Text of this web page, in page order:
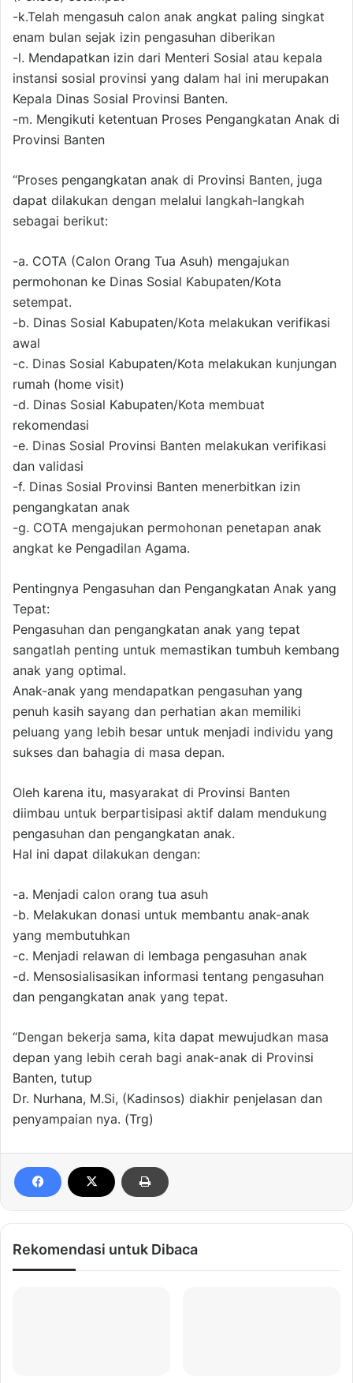
-k.Telah mengasuh calon anak angkat paling singkat
enam bulan sejak izin pengasuhan diberikan
-l. Mendapatkan izin dari Menteri Sosial atau kepala
instansi sosial provinsi yang dalam hal ini merupakan
Kepala Dinas Sosial Provinsi Banten.
-m. Mengikuti ketentuan Proses Pengangkatan Anak di
Provinsi Banten
“Proses pengangkatan anak di Provinsi Banten, juga
dapat dilakukan dengan melalui langkah-langkah
sebagai berikut:
-a. COTA (Calon Orang Tua Asuh) mengajukan
permohonan ke Dinas Sosial Kabupaten/Kota
setempat.
-b. Dinas Sosial Kabupaten/Kota melakukan verifikasi
awal
-c. Dinas Sosial Kabupaten/Kota melakukan kunjungan
rumah (home visit)
-d. Dinas Sosial Kabupaten/Kota membuat
rekomendasi
-e. Dinas Sosial Provinsi Banten melakukan verifikasi
dan validasi
-f. Dinas Sosial Provinsi Banten menerbitkan izin
pengangkatan anak
-g. COTA mengajukan permohonan penetapan anak
angkat ke Pengadilan Agama.
Pentingnya Pengasuhan dan Pengangkatan Anak yang
Tepat:
Pengasuhan dan pengangkatan anak yang tepat
sangatlah penting untuk memastikan tumbuh kembang
anak yang optimal.
Anak-anak yang mendapatkan pengasuhan yang
penuh kasih sayang dan perhatian akan memiliki
peluang yang lebih besar untuk menjadi individu yang
sukses dan bahagia di masa depan.
Oleh karena itu, masyarakat di Provinsi Banten
diimbau untuk berpartisipasi aktif dalam mendukung
pengasuhan dan pengangkatan anak.
Hal ini dapat dilakukan dengan:
-a. Menjadi calon orang tua asuh
-b. Melakukan donasi untuk membantu anak-anak
yang membutuhkan
-c. Menjadi relawan di lembaga pengasuhan anak
-d. Mensosialisasikan informasi tentang pengasuhan
dan pengangkatan anak yang tepat.
“Dengan bekerja sama, kita dapat mewujudkan masa
depan yang lebih cerah bagi anak-anak di Provinsi
Banten, tutup
Dr. Nurhana, M.Si, (Kadinsos) diakhir penjelasan dan
penyampaian nya. (Trg)
Rekomendasi untuk Dibaca